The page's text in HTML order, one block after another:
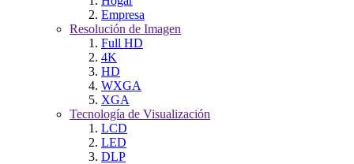
Empresa
Resolución de Imagen
Full HD
4K
HD
WXGA
XGA
Tecnología de Visualización
LCD
LED
DLP